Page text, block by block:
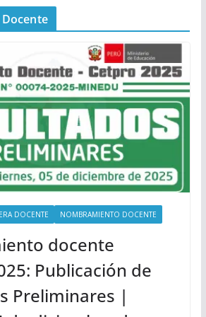
DOCENTE NOMBRAMIENTO DOCENTE
docente
Publicación de
Preliminares |